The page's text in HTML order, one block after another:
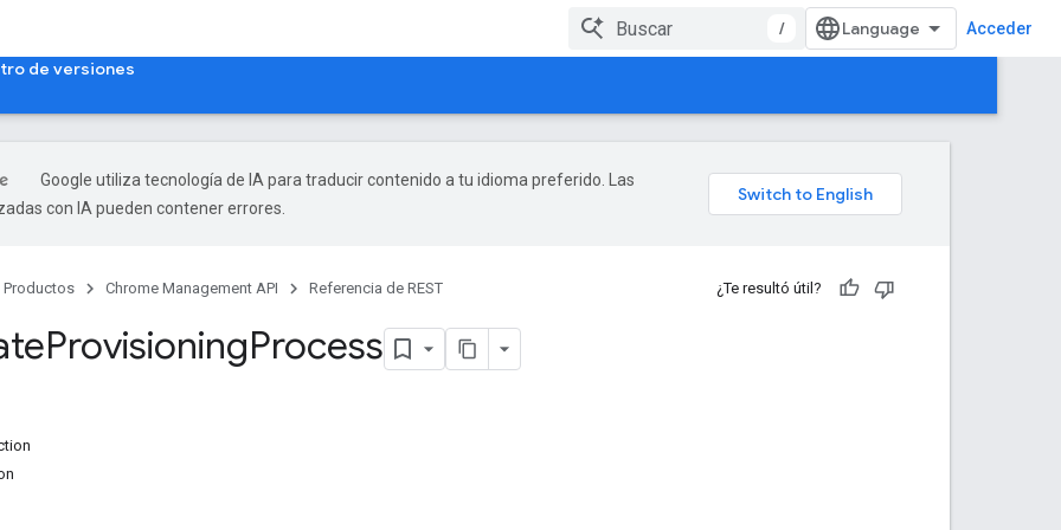
/ Acceder
de versiones
Google utiliza tecnología de IA para traducir contenido a tu idioma preferido. Las
con IA pueden contener errores.
Productos Chrome Management API Referencia de REST ¿Te resultó útil?
ProvisioningProcess